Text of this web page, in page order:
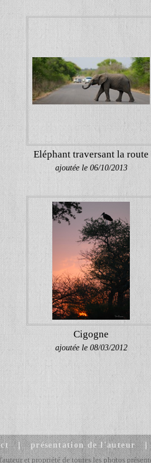
Eléphant traversant la route
ajoutée le 06/10/2013
Cigogne
ajoutée le 08/03/2012
|présentation de l'auteur
et propriété de toutes les photos